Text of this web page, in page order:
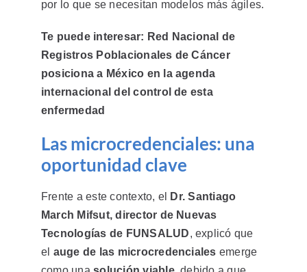
por lo que se necesitan modelos más ágiles.
Te puede interesar: Red Nacional de
Registros Poblacionales de Cáncer
posiciona a México en la agenda
internacional del control de esta
enfermedad
Las microcredenciales: una
oportunidad clave
Frente a este contexto, el
Dr. Santiago
March Mifsut, director de Nuevas
Tecnologías de FUNSALUD, explicó que
el auge de las microcredenciales emerge